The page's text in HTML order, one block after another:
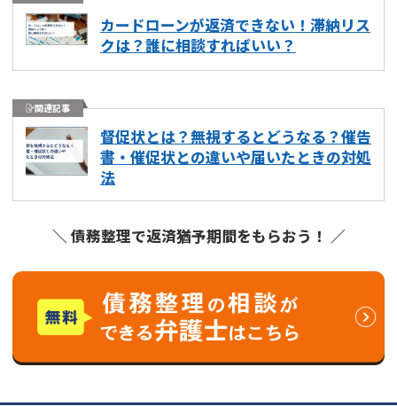
カードローンが返済できない！滞納リス
クは？誰に相談すればいい？
関連記事
督促状とは？無視するとどうなる？催告
書・催促状との違いや届いたときの対処
法
＼ 債務整理で返済猶予期間をもらおう！ ／